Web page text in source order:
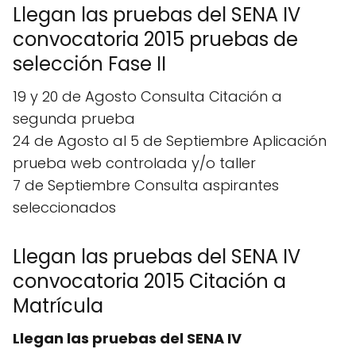
Llegan las pruebas del SENA IV
convocatoria 2015 pruebas de
selección Fase II
19 y 20 de Agosto Consulta Citación a
segunda prueba
24 de Agosto al 5 de Septiembre Aplicación
prueba web controlada y/o taller
7 de Septiembre Consulta aspirantes
seleccionados
Llegan las pruebas del SENA IV
convocatoria 2015 Citación a
Matrícula
Llegan las pruebas del SENA IV